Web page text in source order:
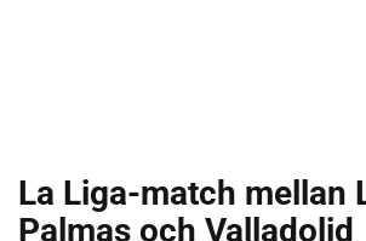
La Liga-match mellan
Palmas och Valladolid